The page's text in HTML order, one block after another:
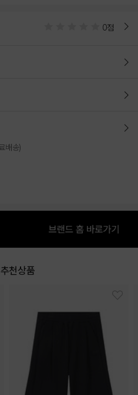
가능함
여 시원한 착용감을
할 수 있는
0점
배송)
천상품